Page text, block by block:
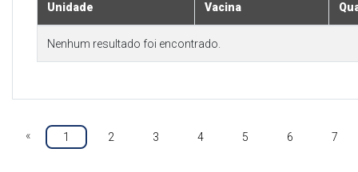
Unidade Vacina
Nenhum resultado foi encontrado.
« 1 2 3 4 5 6 7